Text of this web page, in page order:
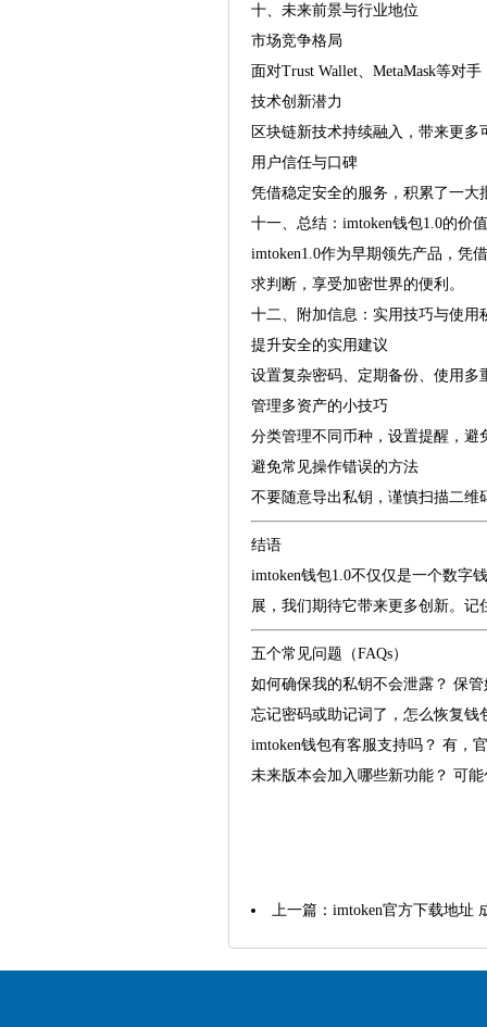
十、未来前景与行业地位
市场竞争格局
面对Trust Wallet、MetaMask等对
技术创新潜力
区块链新技术持续融入，带来更多
用户信任与口碑
凭借稳定安全的服务，积累了一大
十一、总结：imtoken钱包1.0的价
imtoken1.0作为早期领先产品，凭
求判断，享受加密世界的便利。
十二、附加信息：实用技巧与使用
提升安全的实用建议
设置复杂密码、定期备份、使用多
管理多资产的小技巧
分类管理不同币种，设置提醒，避
避免常见操作错误的方法
不要随意导出私钥，谨慎扫描二维
结语
imtoken钱包1.0不仅仅是一个数字
展，我们期待它带来更多创新。
五个常见问题（FAQs）
如何确保我的私钥不会泄露？ 保
忘记密码或助记词了，怎么恢复
imtoken钱包有客服支持吗？ 有，
未来版本会加入哪些新功能？ 可
上一篇： imtoken官方下载地址